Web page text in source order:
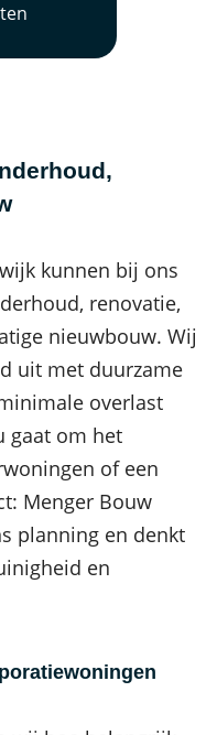
kunnen bij ons
renovatie,
nieuwbouw. Wij
uit met duurzame
overlast
gaat om het
of een
Menger Bouw
planning en denkt
en